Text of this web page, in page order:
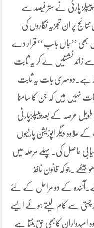
پارٹی نے ستر فیصد سے
پر ان تجزیہ نگاروں کی
میں بھی ’’جاں بالب‘‘ قرار دے
زائد نشستیں لے کر یہ ثابت
ہے۔دوسری بات یہ ثابت
نہیں ہیں کہ جن کا سامنا
عرصہ کے بعد پیپلزپارٹی
علاوہ دیگر اپوزیشن پارٹیوں
حاصل کی۔پہلے مرحلہ میں
۔جو کہ قانون نافذ
ہے۔آئندہ کے دو مراحل کے لئے
چستی سے کام لیتے ہوئے ایسے
امیدواران کابھی حق بنتا ہے